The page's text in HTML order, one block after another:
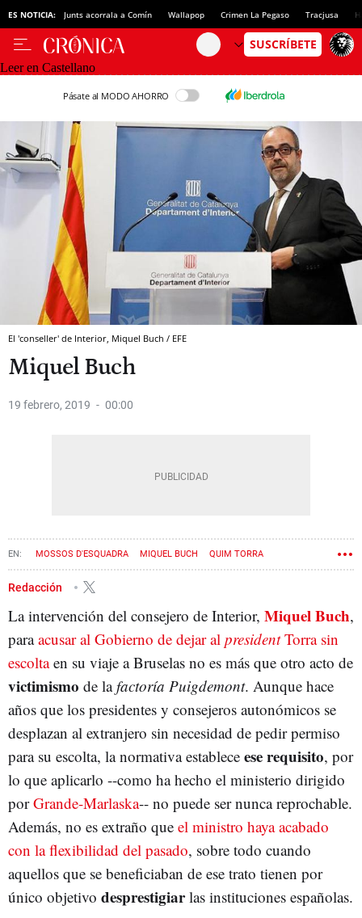
ES NOTICIA: Junts acorrala a Comín Wallapop Crimen La Pegaso Tracjusa
Leer en Castellano
Pásate al MODO AHORRO
El 'conseller' de Interior, Miquel Buch / EFE
Miquel Buch
19 febrero, 2019 00:00
MOSSOS D'ESQUADRA MIQUEL BUCH QUIM TORRA
FERNANDO GRANDE-MARLASKA
Redacción
La intervención del consejero de Interior, Miquel Buch,
paraacusar al Gobierno de dejar al presidentTorra sin
escoltaen su viaje a Bruselas no es más que otro acto de
victimismo de lafactoría Puigdemont. Aunque hace
años que los presidentes y consejeros autonómicos se
desplazan al extranjero sin necesidad de pedir permiso
para su escolta, la normativa establece ese requisito, por
lo que aplicarlo --como ha hecho el ministerio dirigido
porGrande-Marlaska-- no puede ser nunca reprochable.
Además, no es extraño que el ministro haya acabado
con la flexibilidad del pasado, sobre todo cuando
aquellos que se beneficiaban de ese trato tienen por
único objetivo desprestigiarlas instituciones españolas.